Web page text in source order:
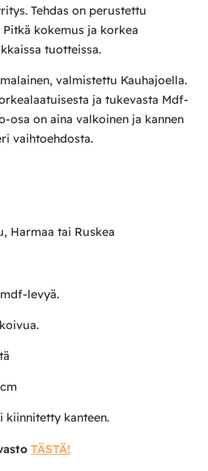
Tehdas on perustettu
Pitkä kokemus ja korkea
tuotteissa.
valmistettu Kauhajoella.
ja tukevasta Mdf-
osa on aina valkoinen ja kannen
vaihtoehdosta.
Harmaa tai Ruskea
levyä.
kiinnitetty kanteen.
TÄSTÄ!